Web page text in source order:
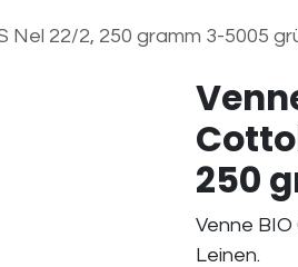
Nel 22/2, 250 gramm 3-5005
250
Venne
Leinen.